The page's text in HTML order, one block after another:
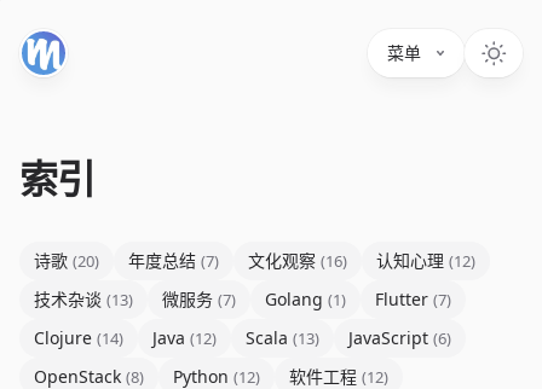
菜单
索引
诗歌 (20) 年度总结 (7) 文化观察 (16) 认知心理 (12)
技术杂谈 (13) 微服务 (7) Golang (1) Flutter (7)
Clojure (14) Java (12) Scala (13) JavaScript (6)
OpenStack (8) Python (12) 软件工程 (12)